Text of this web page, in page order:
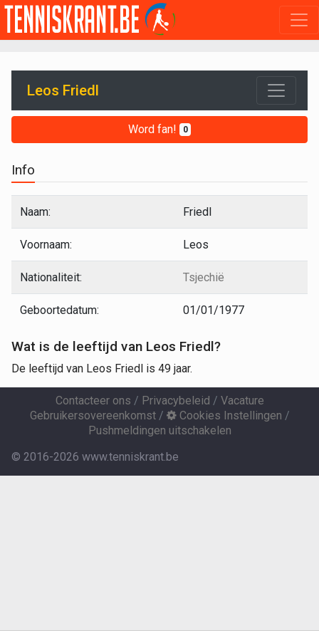
Leos Friedl
Word fan! 0
Info
Naam: Friedl
Voornaam: Leos
Nationaliteit: Tsjechië
Geboortedatum: 01/01/1977
Wat is de leeftijd van Leos Friedl?
De leeftijd van Leos Friedl is 49 jaar.
Contacteer ons / Privacybeleid / Vacature
Gebruikersovereenkomst/ Cookies Instellingen /
Pushmeldingen uitschakelen
© 2016-2026 www.tenniskrant.be